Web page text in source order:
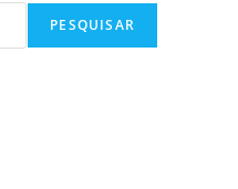
PESQUISAR